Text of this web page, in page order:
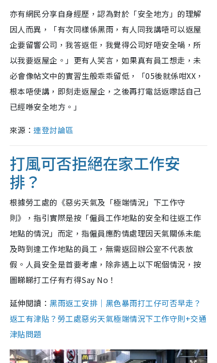
亦有網民分享自身經歷，認為對於「安全地方」的理解
因人而異，「有次同樣係黑雨，有人同我講唔可以返屋
企要留響公司，我答返佢，我覺得公司好唔安全喎，所
以我要返屋企。」更有人笑言，如果真有員工想走，未
必會像帖文中的實習生般乖乖留低，「05後就係咁XX，
根本唔使講，即刻走返屋企，之後再打電話返嚟話自己
已經喺安全地方。」
來源：連登討論區
打風可否拒絕在家工作安
排？
根據勞工處的《惡劣天氣及「極端情況」下工作守
則》，指引實際是按「僱員工作地點的安全和往返工作
地點的情況」而定，指僱員應酌情處理因天氣關係未能
及時到達工作地點的員工，無需返回辦公室不代表放
假。人員安全是首要考慮，除非遇上以下呢個情況，按
圖睇睇打工仔有冇得Say No！
延伸閱讀： 黑雨返工安排｜黑色暴雨打工仔可否早走？
返工有津貼？勞工處惡劣天氣極端情況下工作守則+交通
津貼問題